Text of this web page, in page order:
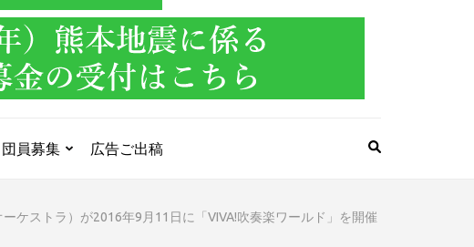
PRESS
団員募集 広告ご出稿
ケストラ）が2016年9月11日に「VIVA!吹奏楽ワールド」を開催